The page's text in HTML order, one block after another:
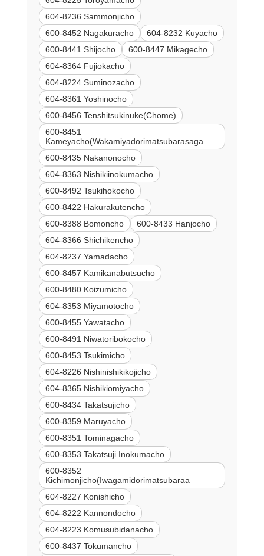
604-8236 Sammonjicho
600-8452 Nagakuracho
604-8232 Kuyacho
600-8441 Shijocho
600-8447 Mikagecho
604-8364 Fujiokacho
604-8224 Suminozacho
604-8361 Yoshinocho
600-8456 Tenshitsukinuke(Chome)
600-8451
Kameyacho(Wakamiyadorimatsubarasaga
600-8435 Nakanonocho
604-8363 Nishikiinokumacho
600-8492 Tsukihokocho
600-8422 Hakurakutencho
600-8388 Bomoncho
600-8433 Hanjocho
604-8366 Shichikencho
604-8237 Yamadacho
600-8457 Kamikanabutsucho
600-8480 Koizumicho
604-8353 Miyamotocho
600-8455 Yawatacho
600-8491 Niwatoribokocho
600-8453 Tsukimicho
604-8226 Nishinishikikojicho
604-8365 Nishikiomiyacho
600-8434 Takatsujicho
600-8359 Maruyacho
600-8351 Tominagacho
600-8353 Takatsuji Inokumacho
600-8352
Kichimonjicho(Iwagamidorimatsubaraa
604-8227 Konishicho
604-8222 Kannondocho
604-8223 Komusubidanacho
600-8437 Tokumancho